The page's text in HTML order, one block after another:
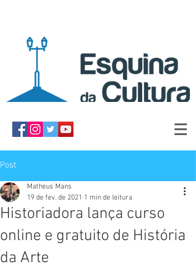
Post
Historiadora lança curso
online e gratuito de História
da Arte
Matheus Mans
19 de fev. de 2021 1 min de leitura